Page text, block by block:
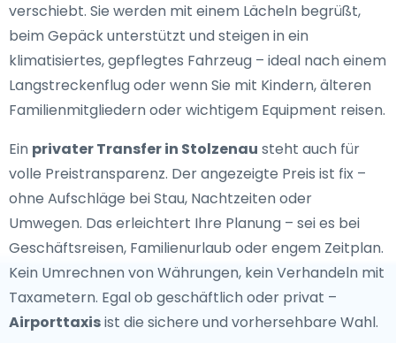
verschiebt. Sie werden mit einem Lächeln begrüßt,
beim Gepäck unterstützt und steigen in ein
klimatisiertes, gepflegtes Fahrzeug – ideal nach einem
Langstreckenflug oder wenn Sie mit Kindern, älteren
Familienmitgliedern oder wichtigem Equipment reisen.
Ein privater Transfer in Stolzenau steht auch für
volle Preistransparenz. Der angezeigte Preis ist fix –
ohne Aufschläge bei Stau, Nachtzeiten oder
Umwegen. Das erleichtert Ihre Planung – sei es bei
Geschäftsreisen, Familienurlaub oder engem Zeitplan.
Kein Umrechnen von Währungen, kein Verhandeln mit
Taxametern. Egal ob geschäftlich oder privat –
Airporttaxisist die sichere und vorhersehbare Wahl.